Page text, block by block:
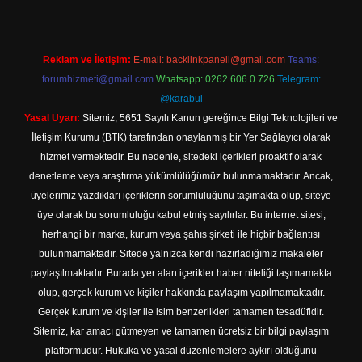
Reklam ve İletişim: E-mail: backlinkpaneli@gmail.com Teams:
forumhizmeti@gmail.com Whatsapp: 0262 606 0 726 Telegram:
@karabul
Yasal Uyarı: Sitemiz, 5651 Sayılı Kanun gereğince Bilgi Teknolojileri ve
İletişim Kurumu (BTK) tarafından onaylanmış bir Yer Sağlayıcı olarak
hizmet vermektedir. Bu nedenle, sitedeki içerikleri proaktif olarak
denetleme veya araştırma yükümlülüğümüz bulunmamaktadır. Ancak,
üyelerimiz yazdıkları içeriklerin sorumluluğunu taşımakta olup, siteye
üye olarak bu sorumluluğu kabul etmiş sayılırlar. Bu internet sitesi,
herhangi bir marka, kurum veya şahıs şirketi ile hiçbir bağlantısı
bulunmamaktadır. Sitede yalnızca kendi hazırladığımız makaleler
paylaşılmaktadır. Burada yer alan içerikler haber niteliği taşımamakta
olup, gerçek kurum ve kişiler hakkında paylaşım yapılmamaktadır.
Gerçek kurum ve kişiler ile isim benzerlikleri tamamen tesadüfidir.
Sitemiz, kar amacı gütmeyen ve tamamen ücretsiz bir bilgi paylaşım
platformudur. Hukuka ve yasal düzenlemelere aykırı olduğunu